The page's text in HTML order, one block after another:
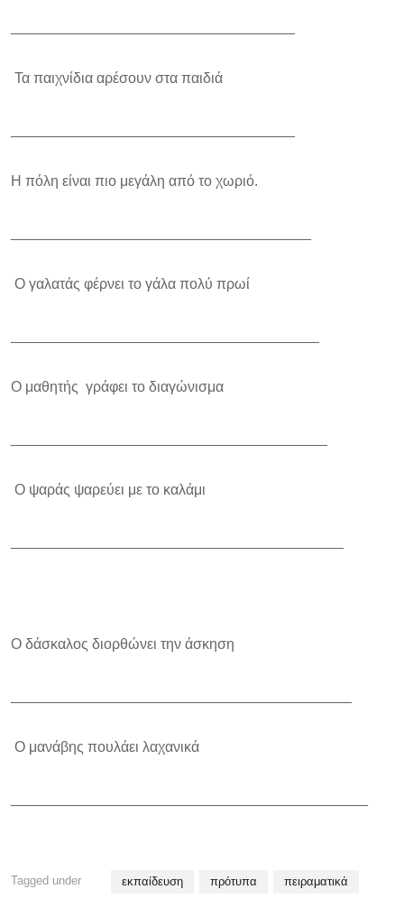
Τα παιχνίδια αρέσουν στα παιδιά
Η πόλη είναι πιο μεγάλη από το χωριό.
Ο γαλατάς φέρνει το γάλα πολύ πρωί
Ο μαθητής γράφει το διαγώνισμα
Ο ψαράς ψαρεύει με το καλάμι
Ο δάσκαλος διορθώνει την άσκηση
Ο μανάβης πουλάει λαχανικά
Tagged under εκπαίδευση πρότυπα πειραματικά